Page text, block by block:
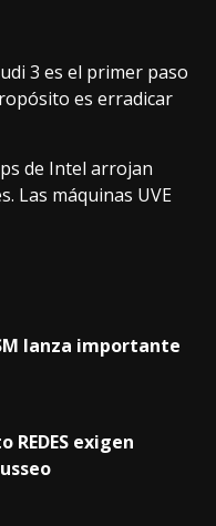
3 es el primer paso
es erradicar
de Intel arrojan
Las máquinas UVE
lanza importante
exigen